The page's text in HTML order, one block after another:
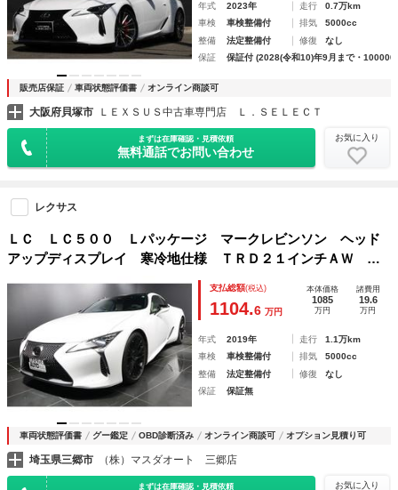
年式 2023年 走行
0.7万km
車検
車検整備付 排気
5000cc
整備
法定整備付 修復
なし
保証
保証付 (2028(令和10)年9月まで・
販売店保証 車両状態評価書 オンライン商談可
大阪府貝塚市 ＬＥＸＳＵＳ中古車専門店 Ｌ．ＳＥＬＥＣＴ
まずは在庫確認・見積依頼
無料通話でお問い合わせ
お気に入り
レクサス
ＬＣ ＬＣ５００ Ｌパッケージ マークレビンソン ヘッド
アップディスプレイ 寒冷地仕様 ＴＲＤ２１インチＡＷ ブ
リージーブルー本革シート ベンチレーション機能付きシート
ヒーター リモートスタート ステアリングヒーター パドル
シフト
支払総額(税込)
1104.6 万円
本体価格
1085
万円
諸費用
19.6
万円
年式 2019年 走行
1.1万km
車検
車検整備付 排気
5000cc
整備
法定整備付 修復
なし
保証
保証無
車両状態評価書 グー鑑定 OBD診断済み オンライン商談可 オプション見積り可
埼玉県三郷市 （株）マスダオート 三郷店
まずは在庫確認・見積依頼 お気に入り